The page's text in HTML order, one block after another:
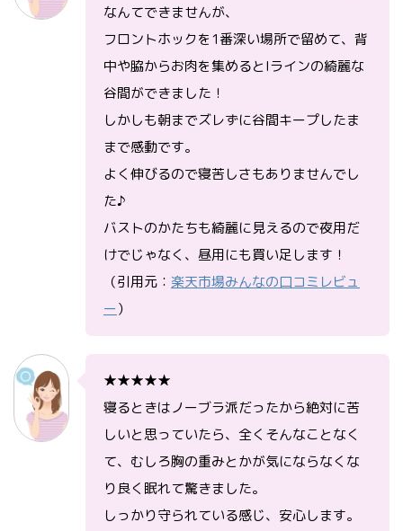
なんてできませんが、
フロントホックを1番深い場所で留めて、背
中や脇からお肉を集めるとIラインの綺麗な
谷間ができました！
しかしも朝までズレずに谷間キープしたま
まで感動です。
よく伸びるので寝苦しさもありませんでし
た♪
バストのかたちも綺麗に見えるので夜用だ
けでじゃなく、昼用にも買い足します！
（引用元： 楽天市場みんなの口コミレビュ
ー）
★★★★★
寝るときはノーブラ派だったから絶対に苦
しいと思っていたら、全くそんなことなく
て、むしろ胸の重みとかが気にならなくな
り良く眠れて驚きました。
しっかり守られている感じ、安心します。